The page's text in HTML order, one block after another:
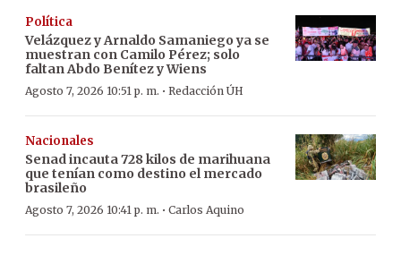
Política
Velázquez y Arnaldo Samaniego ya se
muestran con Camilo Pérez; solo
faltan Abdo Benítez y Wiens
Agosto 7, 2026 10:51 p. m. · Redacción ÚH
Nacionales
Senad incauta 728 kilos de marihuana
que tenían como destino el mercado
brasileño
Agosto 7, 2026 10:41 p. m. · Carlos Aquino